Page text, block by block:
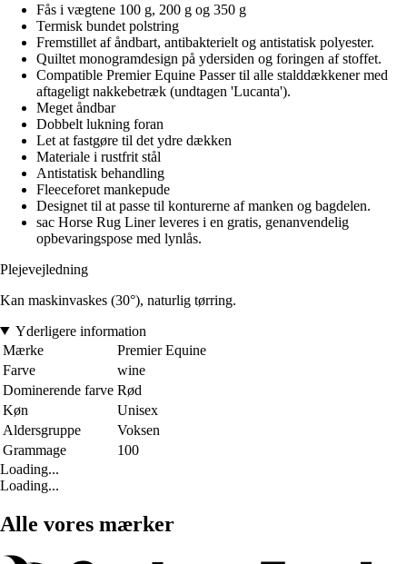
Fås i vægtene 100 g, 200 g og 350 g
Termisk bundet polstring
Fremstillet af åndbart, antibakterielt og antistatisk polyester.
Quiltet monogramdesign på ydersiden og foringen af stoffet.
Compatible Premier Equine Passer til alle stalddækkener med
aftageligt nakkebetræk (undtagen 'Lucanta').
Meget åndbar
Dobbelt lukning foran
Let at fastgøre til det ydre dækken
Materiale i rustfrit stål
Antistatisk behandling
Fleeceforet mankepude
Designet til at passe til konturerne af manken og bagdelen.
sac Horse Rug Liner leveres i en gratis, genanvendelig
opbevaringspose med lynlås.
Plejevejledning
Kan maskinvaskes (30°), naturlig tørring.
Yderligere information
Mærke
Premier Equine
Farve
wine
Dominerende farve Rød
Køn
Unisex
Aldersgruppe
Voksen
Grammage
100
Loading...
Loading...
Alle vores mærker